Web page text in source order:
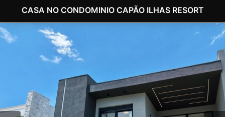
CASA NO CONDOMINIO CAPÃO ILHAS RESORT